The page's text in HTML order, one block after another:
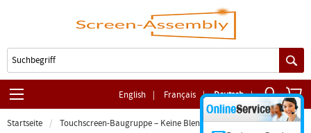
English | Français | Deutsch |
Startseite
Touchscreen-Baugruppe – Keine Blende